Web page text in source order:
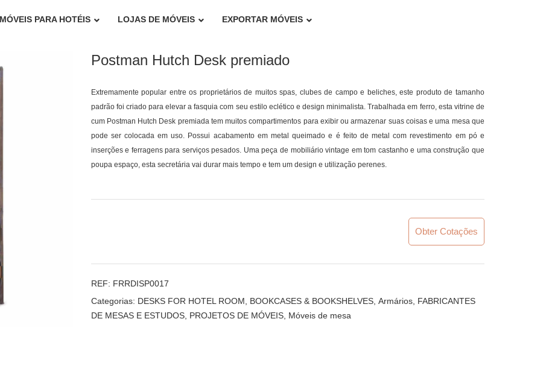
MÓVEIS PARA HOTÉIS LOJAS DE MÓVEIS EXPORTAR MÓVEIS
Postman Hutch Desk premiado
Extremamente popular entre os proprietários de muitos spas, clubes de campo e beliches, este produto de tamanho
padrão foi criado para elevar a fasquia com seu estilo eclético e design minimalista. Trabalhada em ferro, esta vitrine de
cum Postman Hutch Desk premiada tem muitos compartimentos para exibir ou armazenar suas coisas e uma mesa que
pode ser colocada em uso. Possui acabamento em metal queimado e é feito de metal com revestimento em pó e
inserções e ferragens para serviços pesados. Uma peça de mobiliário vintage em tom castanho e uma construção que
poupa espaço, esta secretária vai durar mais tempo e tem um design e utilização perenes.
Obter Cotações
REF: FRRDISP0017
Categorias: DESKS FOR HOTEL ROOM BOOKCASES & BOOKSHELVES, Armários, FABRICANTES
DE MESAS E ESTUDOS, PROJETOS DE MÓVEIS, Móveis de mesa